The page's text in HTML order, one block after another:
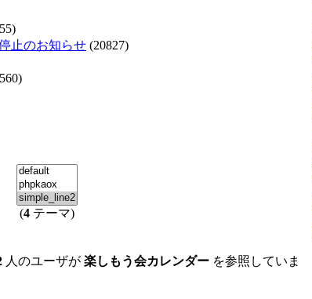
止のお知らせ (20827)
(4 テーマ)
人のユーザが 楽しもう会カレンダー を参照していま